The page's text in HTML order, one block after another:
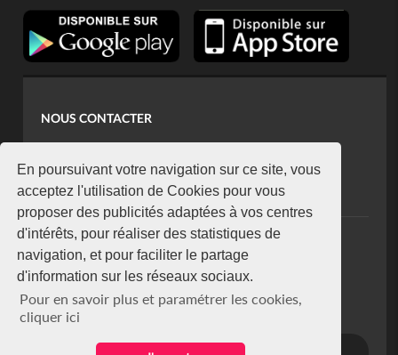
En poursuivant votre navigation sur ce site, vous
acceptez l'utilisation de Cookies pour vous
proposer des publicités adaptées à vos centres
d'intérêts, pour réaliser des statistiques de
navigation, et pour faciliter le partage
d'information sur les réseaux sociaux.
Pour en savoir plus et paramétrer les cookies,
cliquer ici
NOUS CONTACTER
koaci@yahoo.fr
+225 07 08 85 52 93
NEWSLETTER
Restez connecté via notre newsletter
S'abonner
Se désabonner